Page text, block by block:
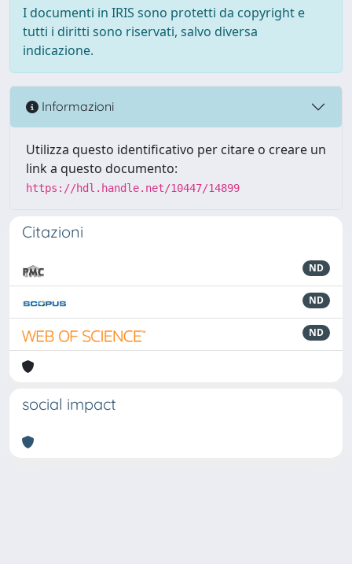
I documenti in IRIS sono protetti da copyright e
tutti i diritti sono riservati, salvo diversa
indicazione.
Informazioni
Utilizza questo identificativo per citare o creare un
link a questo documento:
https://hdl.handle.net/10447/14899
Citazioni
ND
ND
ND
social impact